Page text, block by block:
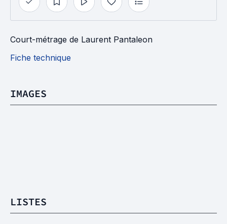
Court-métrage de Laurent Pantaleon
Fiche technique
IMAGES
LISTES